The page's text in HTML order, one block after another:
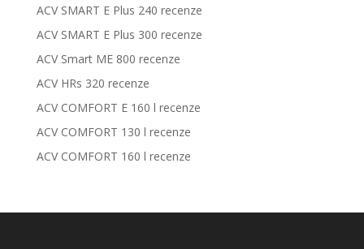
ACV SMART E Plus 240 recenze
ACV SMART E Plus 300 recenze
ACV Smart ME 800 recenze
ACV HRs 320 recenze
ACV COMFORT E 160 l recenze
ACV COMFORT 130 l recenze
ACV COMFORT 160 l recenze